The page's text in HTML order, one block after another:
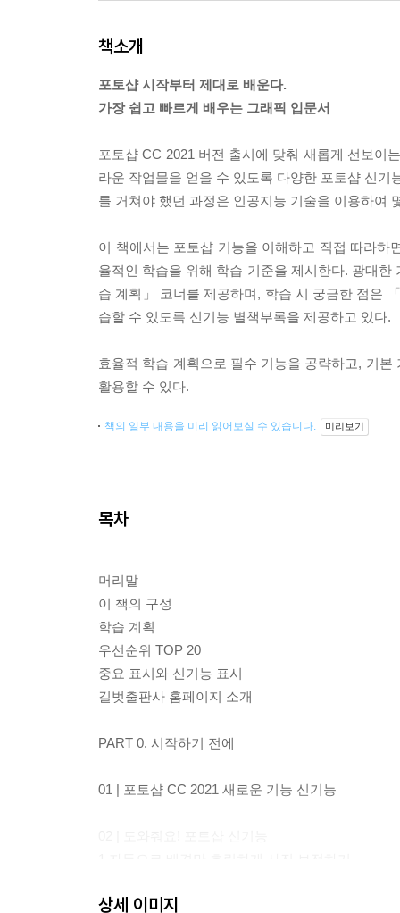
책소개
포토샵 시작부터 제대로 배운다.
가장 쉽고 빠르게 배우는 그래픽 입문서
포토샵 CC 2021 버전 출시에 맞춰 새롭게 선보이
라운 작업물을 얻을 수 있도록 다양한 포토샵 신
를 거쳐야 했던 과정은 인공지능 기술을 이용하여
이 책에서는 포토샵 기능을 이해하고 직접 따라
율적인 학습을 위해 학습 기준을 제시한다. 광대
습 계획」 코너를 제공하며, 학습 시 궁금한 점은
습할 수 있도록 신기능 별책부록을 제공하고 있다.
효율적 학습 계획으로 필수 기능을 공략하고, 기
활용할 수 있다.
책의 일부 내용을 미리 읽어보실 수 있습니다. 미리보기
목차
머리말
이 책의 구성
학습 계획
우선순위 TOP 20
중요 표시와 신기능 표시
길벗출판사 홈페이지 소개
PART 0. 시작하기 전에
01 | 포토샵 CC 2021 새로운 기능 신기능
1 자동으로 배경만 흐릿하게 사진 보정하기
3 배경만 흑백으로 만들어 주인공만 컬러로 만들기
상세 이미지